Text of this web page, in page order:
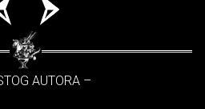
AUTORA –